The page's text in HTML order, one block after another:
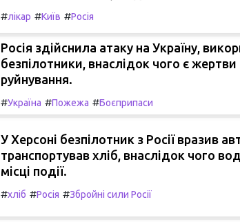
#лікар #Київ #Росія
Росія здійснила атаку на Україну,
безпілотники, внаслідок чого є жертви
руйнування.
#Україна #Пожежа #Боєприпаси
У Херсоні безпілотник з Росії вразив
транспортував хліб, внаслідок чого
місці події.
#хліб #Росія #Збройні сили Росії